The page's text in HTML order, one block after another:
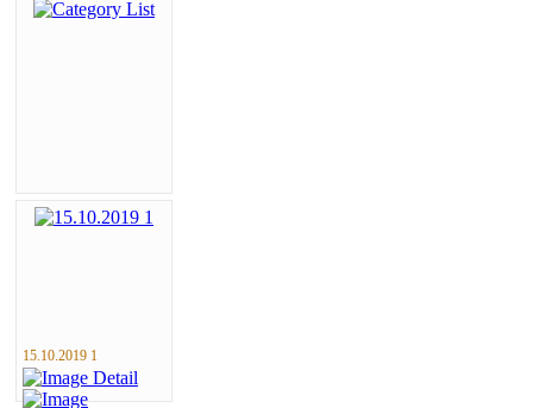
15.10.2019 1